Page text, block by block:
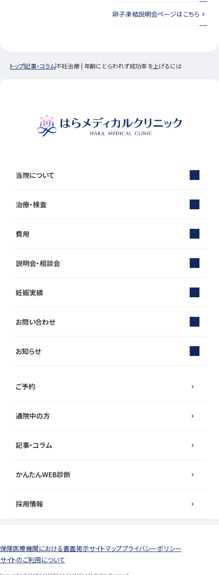
卵子凍結説明会ページはこちら
トップ記事・コラム不妊治療 | 年齢にとらわれず成功率を上げるには
当院について
治療・検査
費用
説明会・相談会
妊娠実績
お問い合わせ
お知らせ
通院中の方
ご予約
記事・コラム
かんたんWEB診断
採用情報
保険医療機関における書面掲示サイトマッププライバシーポリシー
サイトのご利用について